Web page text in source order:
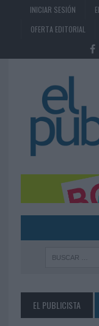
INICIAR SESIÓN
OFERTA EDITORIAL
EL PUBLICISTA